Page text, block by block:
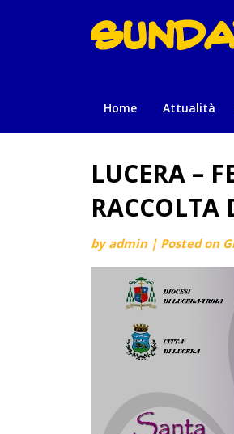
Home Attualità
LUCERA –
RACCOLTA
byadmin | Posted on